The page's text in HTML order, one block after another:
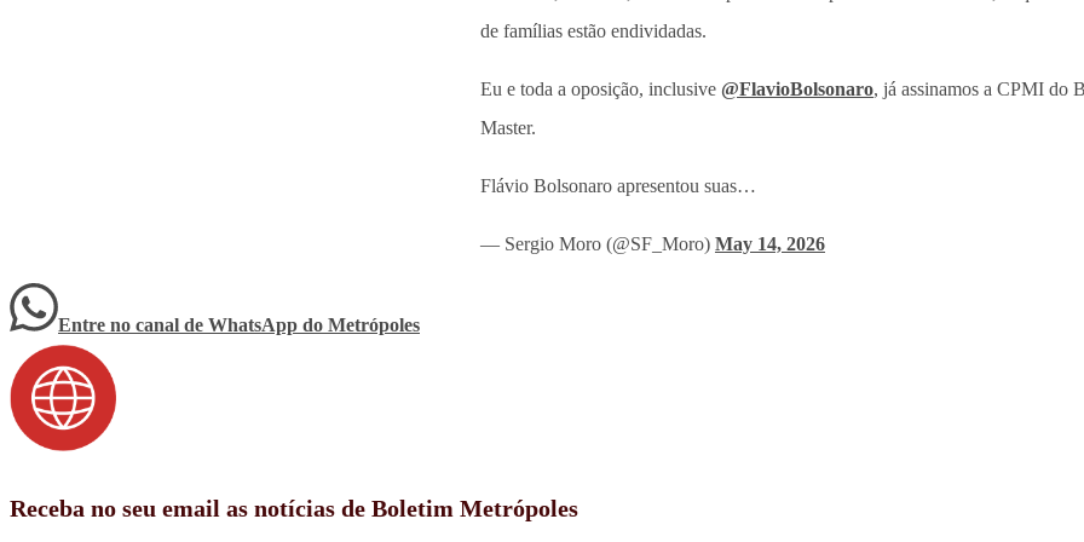
de famílias estão endividadas.
Eu e toda a oposição, inclusive @FlavioBolsonaro, já assinamos a CPMI do
Master.
Flávio Bolsonaro apresentou suas…
— Sergio Moro (@SF_Moro) May 14, 2026
Entre no canal de WhatsApp do Metrópoles
Receba no seu email as notícias de Boletim Metrópoles